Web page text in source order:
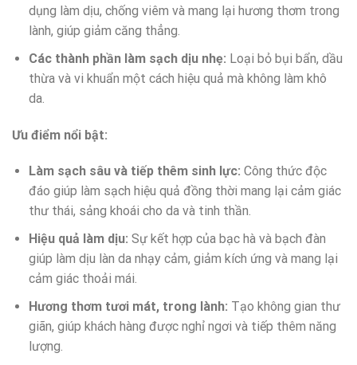
dụng làm dịu, chống viêm và mang lại hương thơm trong
lành, giúp giảm căng thẳng.
Các thành phần làm sạch dịu nhẹ: Loại bỏ bụi bẩn, dầu
thừa và vi khuẩn một cách hiệu quả mà không làm khô
da.
Ưu điểm nổi bật:
Làm sạch sâu và tiếp thêm sinh lực: Công thức độc
đáo giúp làm sạch hiệu quả đồng thời mang lại cảm giác
thư thái, sảng khoái cho da và tinh thần.
Hiệu quả làm dịu: Sự kết hợp của bạc hà và bạch đàn
giúp làm dịu làn da nhạy cảm, giảm kích ứng và mang lại
cảm giác thoải mái.
Hương thơm tươi mát, trong lành: Tạo không gian thư
giãn, giúp khách hàng được nghỉ ngơi và tiếp thêm năng
lượng.